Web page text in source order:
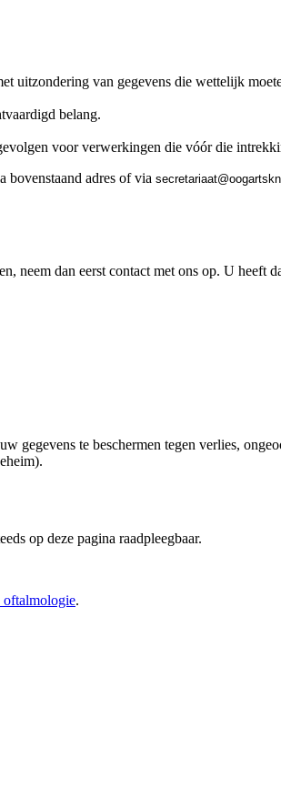
uitzondering van gegevens die wettelijk
belang.
voor verwerkingen die vóór die
bovenstaand adres of via
@
taairaterces
neem dan eerst contact met ons op. U heeft
gegevens te beschermen tegen verlies,
op deze pagina raadpleegbaar.
oftalmologie.